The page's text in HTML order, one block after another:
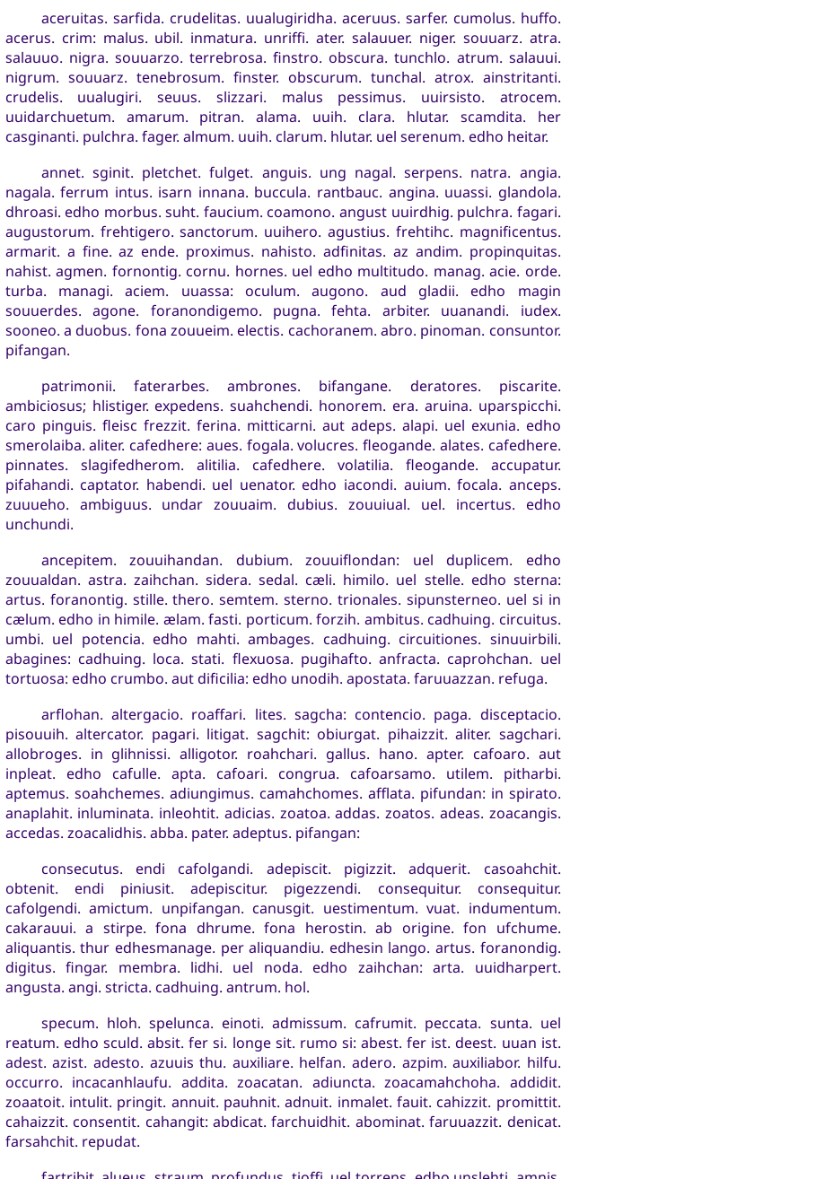
aceruitas. sarfida. crudelitas. uualugiridha. aceruus. sarfer. cumolus. huffo.
acerus. crim: malus. ubil. inmatura. unriffi. ater. salauuer. niger. souuarz. atra.
salauuo. nigra. souuarzo. terrebrosa. finstro. obscura. tunchlo. atrum. salauui.
nigrum. souuarz. tenebrosum. finster. obscurum. tunchal. atrox. ainstritanti.
crudelis. uualugiri. seuus. slizzari. malus pessimus. uuirsisto. atrocem.
uuidarchuetum. amarum. pitran. alama. uuih. clara. hlutar. scamdita. her
casginanti. pulchra. fager. almum. uuih. clarum. hlutar. uel serenum. edho heitar.
annet. sginit. pletchet. fulget. anguis. ung nagal. serpens. natra. angia.
nagala. ferrum intus. isarn innana. buccula. rantbauc. angina. uuassi. glandola.
dhroasi. edho morbus. suht. faucium. coamono. angust uuirdhig. pulchra. fagari.
augustorum. frehtigero. sanctorum. uuihero. agustius. frehtihc. magnificentus.
armarit. a fine. az ende. proximus. nahisto. adfinitas. az andim. propinquitas.
nahist. agmen. fornontig. cornu. hornes. uel edho multitudo. manag. acie. orde.
turba. managi. aciem. uuassa: oculum. augono. aud gladii. edho magin
souuerdes. agone. foranondigemo. pugna. fehta. arbiter. uuanandi. iudex.
sooneo. a duobus. fona zouueim. electis. cachoranem. abro. pinoman. consuntor.
pifangan.
patrimonii. faterarbes. ambrones. bifangane. deratores. piscarite.
ambiciosus; hlistiger. expedens. suahchendi. honorem. era. aruina. uparspicchi.
caro pinguis. fleisc frezzit. ferina. mitticarni. aut adeps. alapi. uel exunia. edho
smerolaiba. aliter. cafedhere: aues. fogala. volucres. fleogande. alates. cafedhere.
pinnates. slagifedherom. alitilia. cafedhere. volatilia. fleogande. accupatur.
pifahandi. captator. habendi. uel uenator. edho iacondi. auium. focala. anceps.
zuuueho. ambiguus. undar zouuaim. dubius. zouuiual. uel. incertus. edho
unchundi.
ancepitem. zouuihandan. dubium. zouuiflondan: uel duplicem. edho
zouualdan. astra. zaihchan. sidera. sedal. cæli. himilo. uel stelle. edho sterna:
artus. foranontig. stille. thero. semtem. sterno. trionales. sipunsterneo. uel si in
cælum. edho in himile. ælam. fasti. porticum. forzih. ambitus. cadhuing. circuitus.
umbi. uel potencia. edho mahti. ambages. cadhuing. circuitiones. sinuuirbili.
abagines: cadhuing. loca. stati. flexuosa. pugihafto. anfracta. caprohchan. uel
tortuosa: edho crumbo. aut dificilia: edho unodih. apostata. faruuazzan. refuga.
arflohan. altergacio. roaffari. lites. sagcha: contencio. paga. disceptacio.
pisouuih. altercator. pagari. litigat. sagchit: obiurgat. pihaizzit. aliter. sagchari.
allobroges. in glihnissi. alligotor. roahchari. gallus. hano. apter. cafoaro. aut
inpleat. edho cafulle. apta. cafoari. congrua. cafoarsamo. utilem. pitharbi.
aptemus. soahchemes. adiungimus. camahchomes. afflata. pifundan: in spirato.
anaplahit. inluminata. inleohtit. adicias. zoatoa. addas. zoatos. adeas. zoacangis.
accedas. zoacalidhis. abba. pater. adeptus. pifangan:
consecutus. endi cafolgandi. adepiscit. pigizzit. adquerit. casoahchit.
obtenit. endi piniusit. adepiscitur. pigezzendi. consequitur. consequitur.
cafolgendi. amictum. unpifangan. canusgit. uestimentum. vuat. indumentum.
cakarauui. a stirpe. fona dhrume. fona herostin. ab origine. fon ufchume.
aliquantis. thur edhesmanage. per aliquandiu. edhesin lango. artus. foranondig.
digitus. fingar. membra. lidhi. uel noda. edho zaihchan: arta. uuidharpert.
angusta. angi. stricta. cadhuing. antrum. hol.
specum. hloh. spelunca. einoti. admissum. cafrumit. peccata. sunta. uel
reatum. edho sculd. absit. fer si. longe sit. rumo si: abest. fer ist. deest. uuan ist.
adest. azist. adesto. azuuis thu. auxiliare. helfan. adero. azpim. auxiliabor. hilfu.
occurro. incacanhlaufu. addita. zoacatan. adiuncta. zoacamahchoha. addidit.
zoaatoit. intulit. pringit. annuit. pauhnit. adnuit. inmalet. fauit. cahizzit. promittit.
cahaizzit. consentit. cahangit: abdicat. farchuidhit. abominat. faruuazzit. denicat.
farsahchit. repudat.